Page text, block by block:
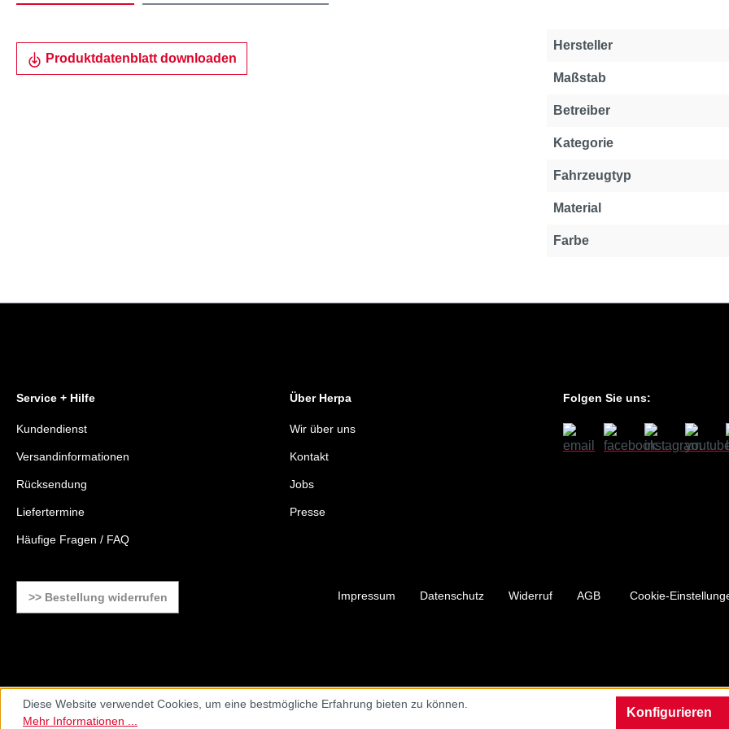
Produktdatenblatt downloaden
Hersteller
Maßstab
Betreiber
Kategorie
Fahrzeugtyp
Material
Farbe
Service + Hilfe
Kundendienst
Versandinformationen
Rücksendung
Liefertermine
Häufige Fragen / FAQ
Über Herpa
Wir über uns
Kontakt
Jobs
Presse
Folgen Sie uns:
>> Bestellung widerrufen Impressum Datenschutz Widerruf AGB Cookie-
Diese Website verwendet Cookies, um eine bestmögliche Erfahrung bieten zu können.
Mehr Informationen ...
Konfigurieren